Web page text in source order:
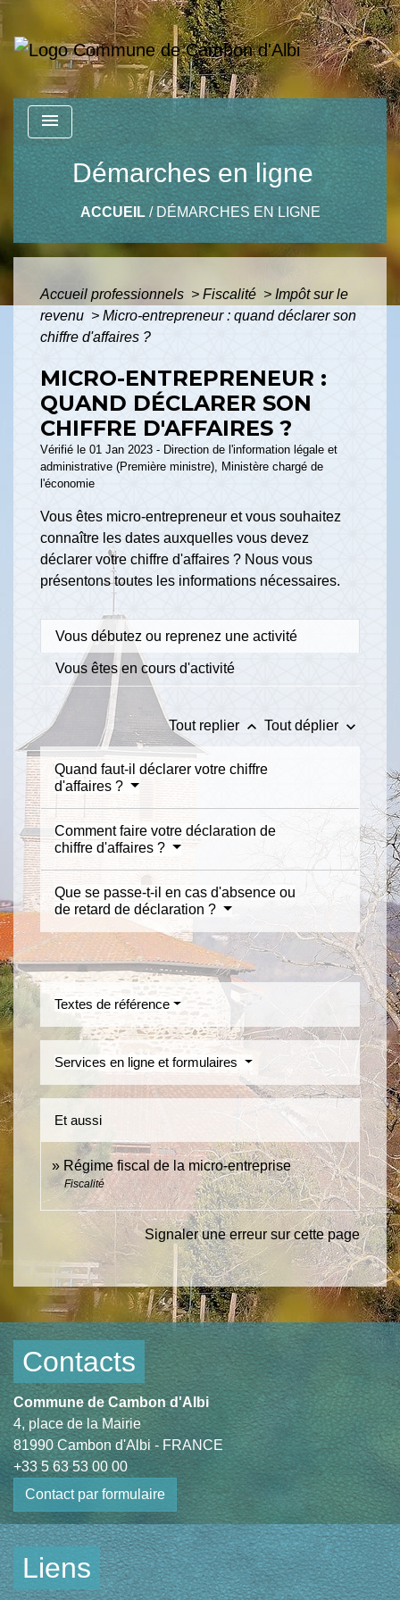
menu
Démarches en ligne
ACCUEIL/ DÉMARCHES EN LIGNE
Accueil professionnels > Fiscalité > Impôt sur le
revenu > Micro-entrepreneur : quand déclarer son
chiffre d'affaires ?
MICRO-ENTREPRENEUR :
QUAND DÉCLARER SON
CHIFFRE D'AFFAIRES ?
Vérifié le 01 Jan 2023 - Direction de l'information légale et
administrative (Première ministre), Ministère chargé de
l'économie
Vous êtes micro-entrepreneur et vous souhaitez
connaître les dates auxquelles vous devez
déclarer votre chiffre d'affaires ? Nous vous
présentons toutes les informations nécessaires.
Vous débutez ou reprenez une activité
Vous êtes en cours d'activité
Tout replier keyboard_arrow_up Tout déplier keyboard_arrow_down
Quand faut-il déclarer votre chiffre
d'affaires ?
Comment faire votre déclaration de
chiffre d'affaires ?
Que se passe-t-il en cas d'absence ou
de retard de déclaration ?
Textes de référence
Services en ligne et formulaires
Et aussi
Régime fiscal de la micro-entreprise
Fiscalité
Signaler une erreur sur cette page
Contacts
Commune de Cambon d'Albi
4, place de la Mairie
81990 Cambon d'Albi - FRANCE
+33 5 63 53 00 00
Contact par formulaire
Liens